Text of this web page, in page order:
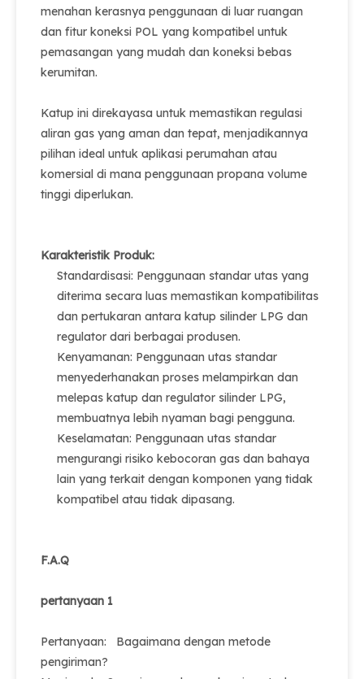
menahan kerasnya penggunaan di luar ruangan
dan fitur koneksi POL yang kompatibel untuk
pemasangan yang mudah dan koneksi bebas
kerumitan.
Katup ini direkayasa untuk memastikan regulasi
aliran gas yang aman dan tepat, menjadikannya
pilihan ideal untuk aplikasi perumahan atau
komersial di mana penggunaan propana volume
tinggi diperlukan.
Karakteristik Produk:
Standardisasi: Penggunaan standar utas yang
diterima secara luas memastikan kompatibilitas
dan pertukaran antara katup silinder LPG dan
regulator dari berbagai produsen.
Kenyamanan: Penggunaan utas standar
menyederhanakan proses melampirkan dan
melepas katup dan regulator silinder LPG,
membuatnya lebih nyaman bagi pengguna.
Keselamatan: Penggunaan utas standar
mengurangi risiko kebocoran gas dan bahaya
lain yang terkait dengan komponen yang tidak
kompatibel atau tidak dipasang.
F.A.Q
pertanyaan 1
Pertanyaan: Bagaimana dengan metode
pengiriman?